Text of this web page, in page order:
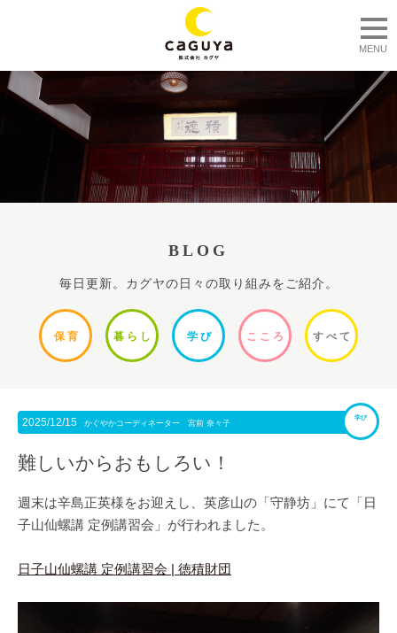
MENU
BLOG
毎日更新。カグヤの日々の取り組みをご紹介。
保 育 暮ら し 学 び ここ ろ すべて
2025/12/15 かぐやかコーディネーター 宮前 奈々子
学び
難しいからおもしろい！
週末は辛島正英様をお迎えし、英彦山の「守静坊」にて「日
子山仙螺講 定例講習会」が行われました。
日子山仙螺講 定例講習会 | 徳積財団